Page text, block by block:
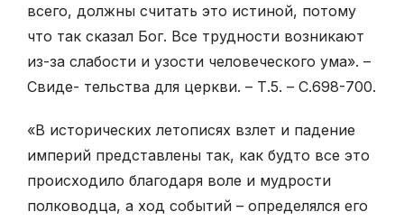
всего, должны считать это истиной, потому
что так сказал Бог. Все трудности возникают
из-за слабости и узости человеческого ума». –
Свиде- тельства для церкви. – Т.5. – С.698-700.
«В исторических летописях взлет и падение
империй представлены так, как будто все это
происходило благодаря воле и мудрости
полководца, а ход событий – определялся его